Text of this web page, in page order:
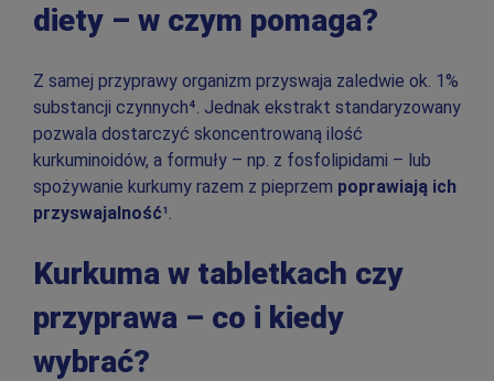
diety – w czym pomaga?
Z samej przyprawy organizm przyswaja zaledwie ok. 1%
substancji czynnych⁴. Jednak ekstrakt standaryzowany
pozwala dostarczyć skoncentrowaną ilość
kurkuminoidów, a formuły – np. z fosfolipidami – lub
spożywanie kurkumy razem z pieprzem poprawiają ich
przyswajalność¹.
Kurkuma w tabletkach czy
przyprawa – co i kiedy
wybrać?